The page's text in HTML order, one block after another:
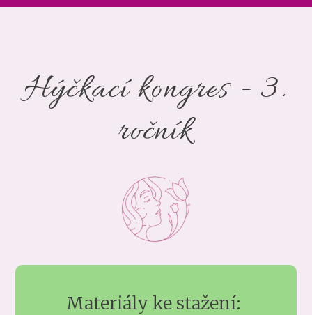
Hýčkací kongres - 3.
ročník
Materiály ke stažení: